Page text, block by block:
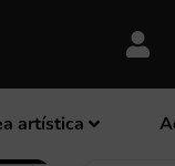
artística